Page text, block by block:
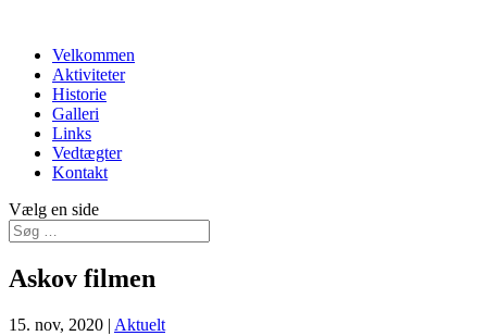
Velkommen
Aktiviteter
Historie
Galleri
Links
Vedtægter
Kontakt
Vælg en side
Askov filmen
15. nov, 2020 | Aktuelt